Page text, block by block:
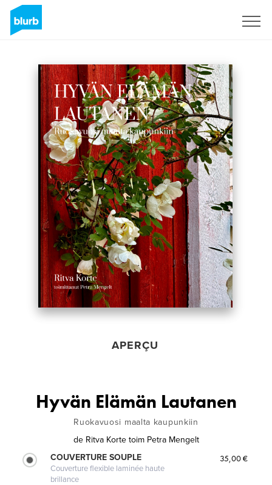
APERÇU
Hyvän Elämän Lautanen
Ruokavuosi maalta kaupunkiin
de Ritva Korte toim Petra Mengelt
COUVERTURE SOUPLE
Couverture flexible laminée haute
brillance
35,00 €